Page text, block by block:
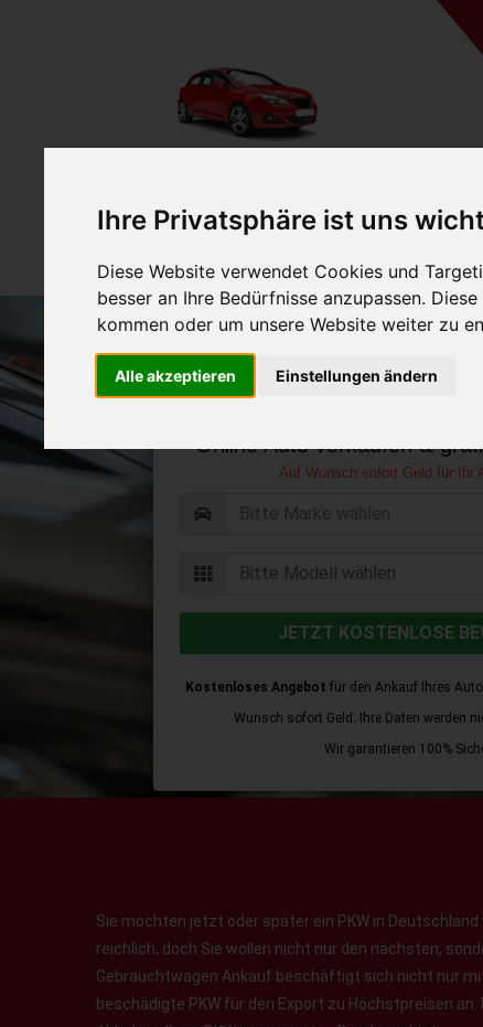
Ihre Privatsphäre ist uns
Diese Website verwendet Cookies und
besser an Ihre Bedürfnisse anzupassen.
kommen oder um unsere Website weiter zu
Alle akzeptieren Einstellungen ändern
Auto verkaufen in
Online Auto verkaufen &
Auf Wunsch sofort Geld für Ihr
JETZT KOSTENLOSE
Kostenloses Angebot für den Ankauf Ihres
Wunsch sofort Geld. Ihre Daten werden
Wir garantieren 100%
Sie möchten jetzt oder später ein PKW in
reichlich, doch Sie wollen nicht nur den nächsten,
Gebrauchtwagen Ankauf beschäftigt sich nicht nur
beschädigte PKW für den Export zu Höchstpreisen